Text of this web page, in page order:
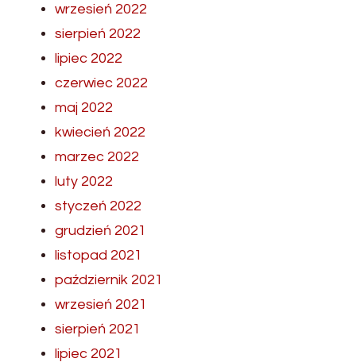
wrzesień 2022
sierpień 2022
lipiec 2022
czerwiec 2022
maj 2022
kwiecień 2022
marzec 2022
luty 2022
styczeń 2022
grudzień 2021
listopad 2021
październik 2021
wrzesień 2021
sierpień 2021
lipiec 2021